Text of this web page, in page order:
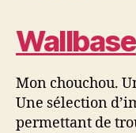
Wallbase
Mon chouchou.
Une sélection
permettant de